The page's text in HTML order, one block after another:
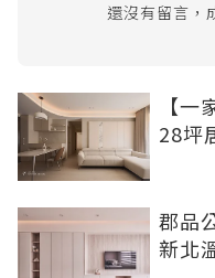
還沒有留言，
【
28坪
郡品
新北